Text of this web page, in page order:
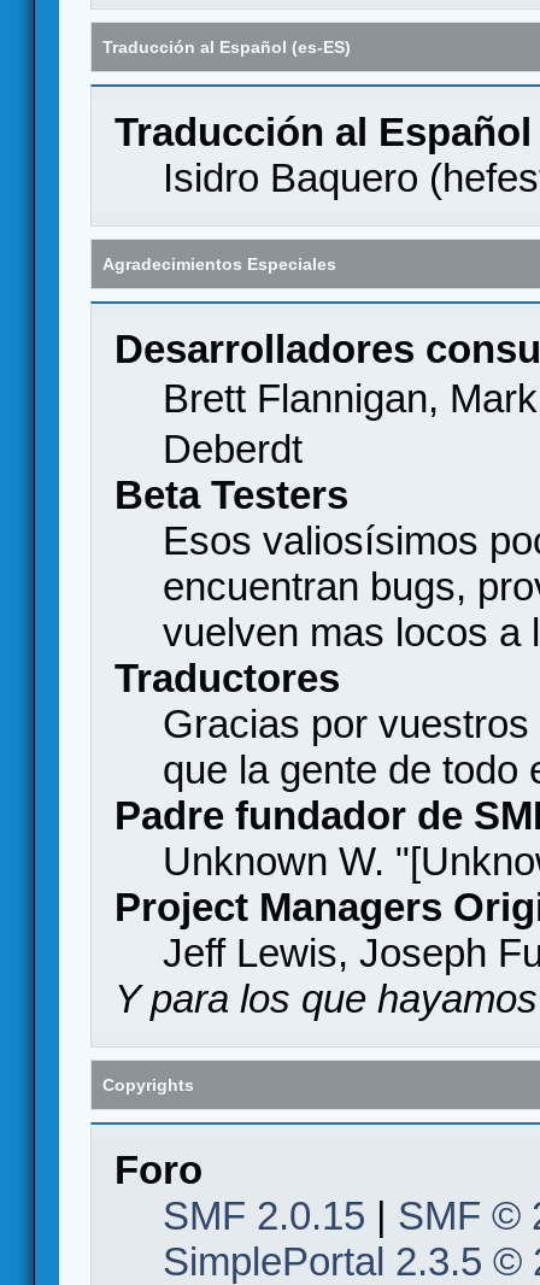
Traducción al Español (es-ES)
Traducción al Español
Isidro Baquero (
Agradecimientos Especiales
Desarrolladores
Brett Flannigan,
Deberdt
Beta Testers
Esos valiosísimos
encuentran bugs,
vuelven mas locos a
Traductores
Gracias por
que la gente de todo
Padre fundador de
Unknown W.
Project Managers
Jeff Lewis, Joseph
Y para los que
Copyrights
Foro
SMF 2.0.15 | SMF ©
SimplePortal 2.3.5 ©